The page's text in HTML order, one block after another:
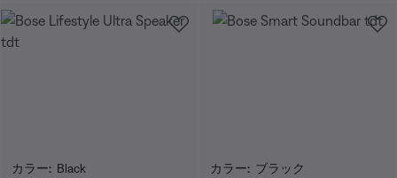
カラー: Black カラー: ブラック